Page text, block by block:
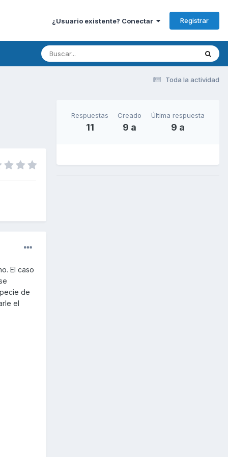
¿Usuario existente? Conectar Registrar
Toda la actividad
El caso
de
el
Respuestas
11
Creado
9 a
Última respuesta
9 a